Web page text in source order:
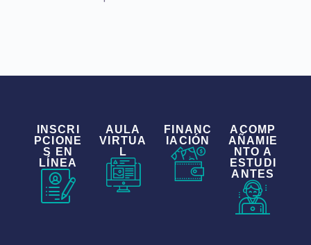
INSCRI
PCIONE
S EN
LÍNEA
AULA
VIRTUA
L
FINANC
IACIÓN
ACOMP
AÑAMIE
NTO A
ESTUDI
ANTES